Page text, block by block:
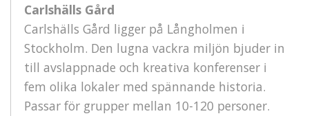
Carlshälls Gård
Carlshälls Gård ligger på Långholmen i
Stockholm. Den lugna vackra miljön bjuder in
till avslappnade och kreativa konferenser i
fem olika lokaler med spännande historia.
Passar för grupper mellan 10-120 personer.